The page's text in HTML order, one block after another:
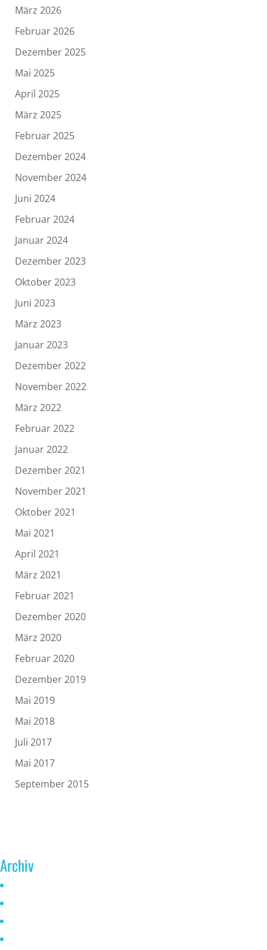
März 2026
Februar 2026
Dezember 2025
Mai 2025
April 2025
März 2025
Februar 2025
Dezember 2024
November 2024
Juni 2024
Februar 2024
Januar 2024
Dezember 2023
Oktober 2023
Juni 2023
März 2023
Januar 2023
Dezember 2022
November 2022
März 2022
Februar 2022
Januar 2022
Dezember 2021
November 2021
Oktober 2021
Mai 2021
April 2021
März 2021
Februar 2021
Dezember 2020
März 2020
Februar 2020
Dezember 2019
Mai 2019
Mai 2018
Juli 2017
Mai 2017
September 2015
Archiv